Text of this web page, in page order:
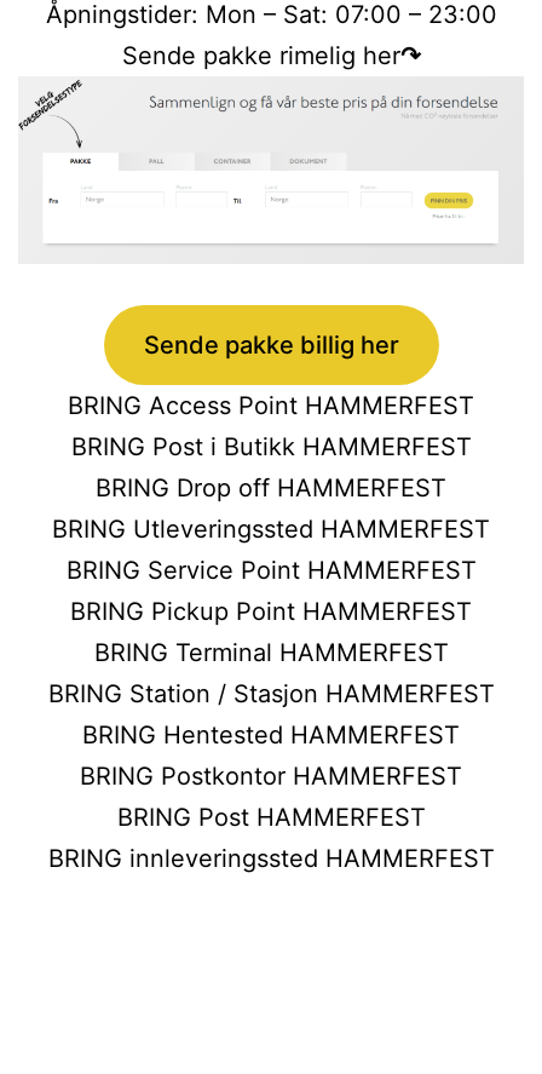
Åpningstider: Mon – Sat: 07:00 – 23:00
Sende pakke rimelig her↷
Sende pakke billig her
BRING Access Point HAMMERFEST
BRING Post i Butikk HAMMERFEST
BRING Drop off HAMMERFEST
BRING Utleveringssted HAMMERFEST
BRING Service Point HAMMERFEST
BRING Pickup Point HAMMERFEST
BRING Terminal HAMMERFEST
BRING Station / Stasjon HAMMERFEST
BRING Hentested HAMMERFEST
BRING Postkontor HAMMERFEST
BRING Post HAMMERFEST
BRING innleveringssted HAMMERFEST